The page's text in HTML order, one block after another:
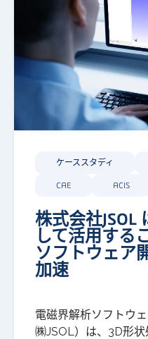
ケーススタディ
CAE ACIS
株式会社JSOL
して活用する
ソフトウェア
加速
電磁界解析ソフトウェ
㈱JSOL ）は、 3D形状